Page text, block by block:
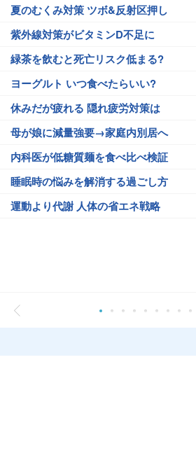
夏のむくみ対策 ツボ&反射区押し
紫外線対策がビタミンD不足に
緑茶を飲むと死亡リスク低まる?
ヨーグルト いつ食べたらいい?
休みだが疲れる 隠れ疲労対策は
母が娘に減量強要→家庭内別居へ
内科医が低糖質麺を食べ比べ検証
睡眠時の悩みを解消する過ごし方
運動より代謝 人体の省エネ戦略